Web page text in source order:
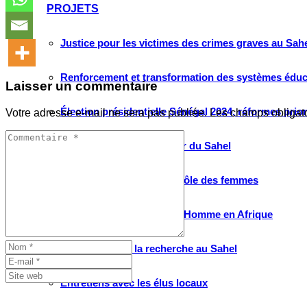
PROJETS
Justice pour les victimes des crimes graves au
Renforcement et transformation des systèmes
Élection présidentielle Sénégal 2024, réformes
Conversations sur l’avenir du Sahel
Débats citoyens place et rôle des femmes
Protection des droits de l’Homme en Afrique
Valorisation de la recherche au Sahel
Entretiens avec les élus locaux
Laisser un commentaire
Votre adresse e-mail ne sera pas publiée. Les champs